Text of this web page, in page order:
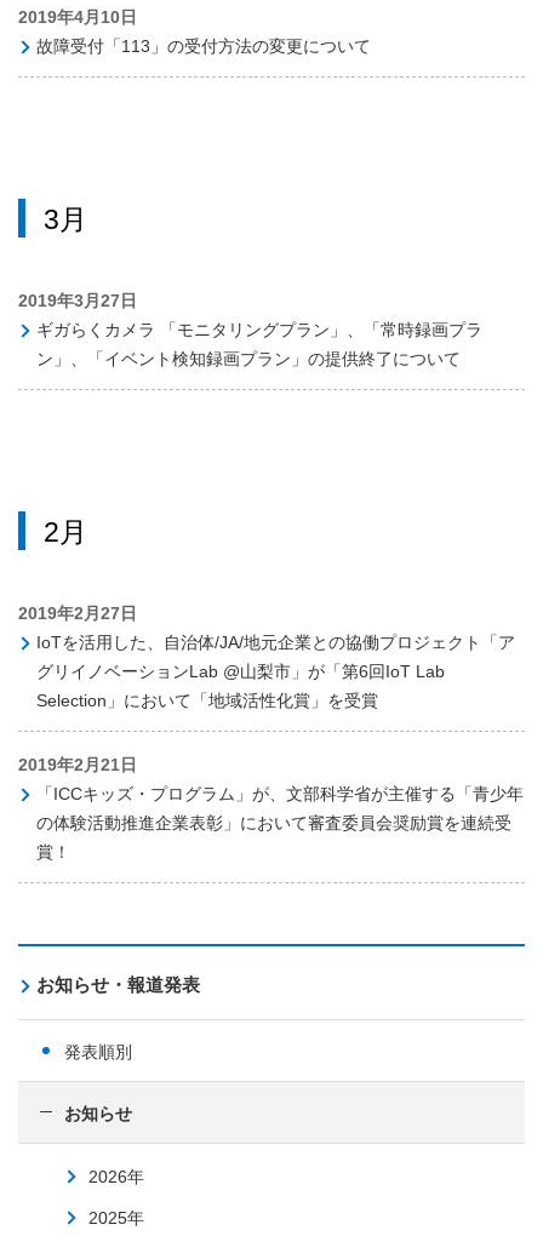
2019年4月10日
故障受付「113」の受付方法の変更について
3月
2019年3月27日
ギガらくカメラ 「モニタリングプラン」、「常時録画プラ
ン」、「イベント検知録画プラン」の提供終了について
2月
2019年2月27日
IoTを活用した、自治体/JA/地元企業との協働プロジェクト「ア
グリイノベーションLab @山梨市」が「第6回IoT Lab
Selection」において「地域活性化賞」を受賞
2019年2月21日
「ICCキッズ・プログラム」が、文部科学省が主催する「青少年
の体験活動推進企業表彰」において審査委員会奨励賞を連続受
賞！
お知らせ・報道発表
発表順別
お知らせ
2026年
2025年